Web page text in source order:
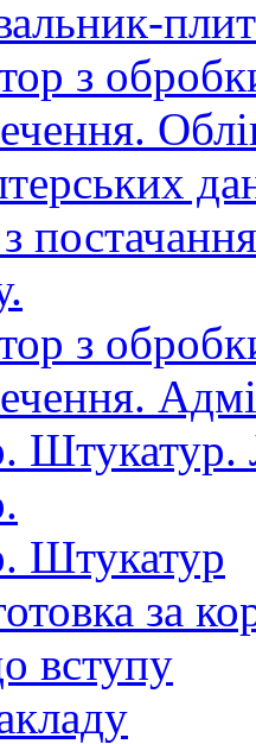
з
з
Штукатур.
Штукатур
за
вступу